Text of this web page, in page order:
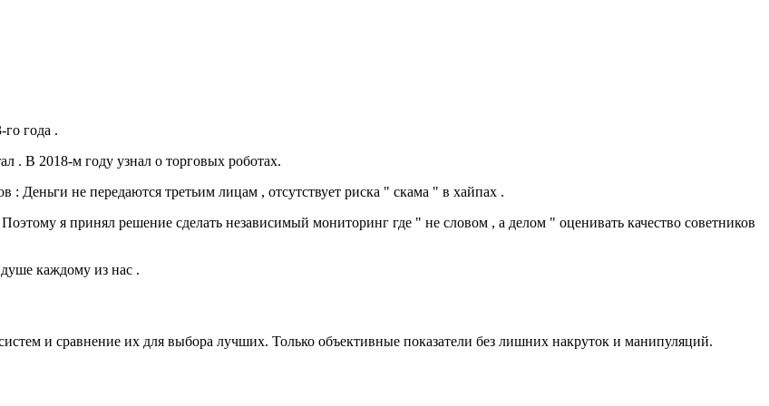
года .
. В 2018-м году узнал о торговых роботах.
Деньги не передаются третьим лицам , отсутствует риска " скама " в хайпах .
я принял решение сделать независимый мониторинг где " не словом , а делом " оценивать качество советников
каждому из нас .
и сравнение их для выбора лучших. Только объективные показатели без лишних накруток и манипуляций.